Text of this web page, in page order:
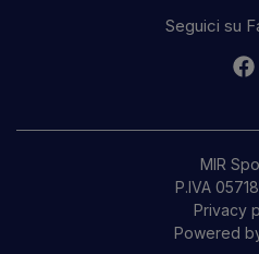
Seguici su
MIR
P.IVA
Privacy
Powered